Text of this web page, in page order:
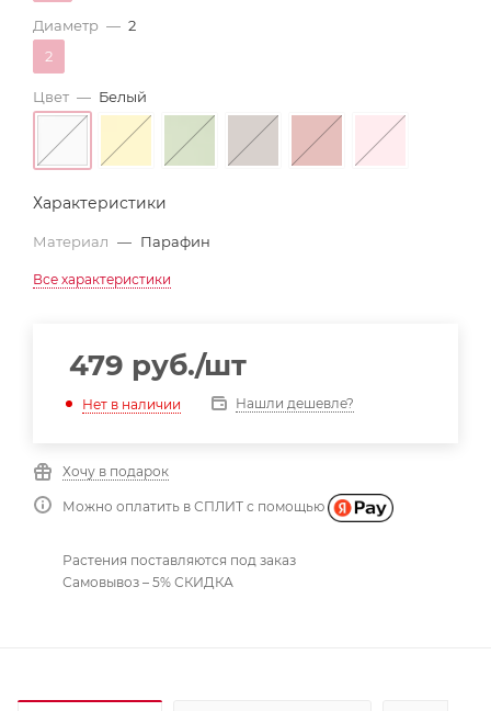
Диаметр — 2
2
Цвет — Белый
Характеристики
Материал — Парафин
Все характеристики
479 руб./шт
Нет в наличии Нашли дешевле?
Хочу в подарок
Можно оплатить в СПЛИТ с помощью
Растения поставляются под заказ
Самовывоз – 5% СКИДКА